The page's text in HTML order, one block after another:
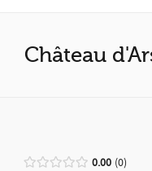
Château
0.00 0